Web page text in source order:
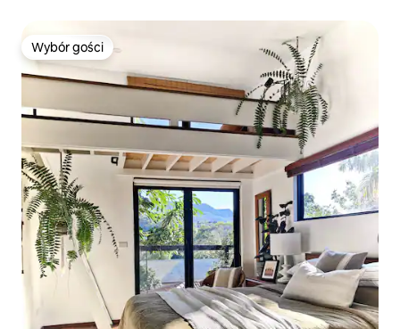
Wybór gości
Wybór gości